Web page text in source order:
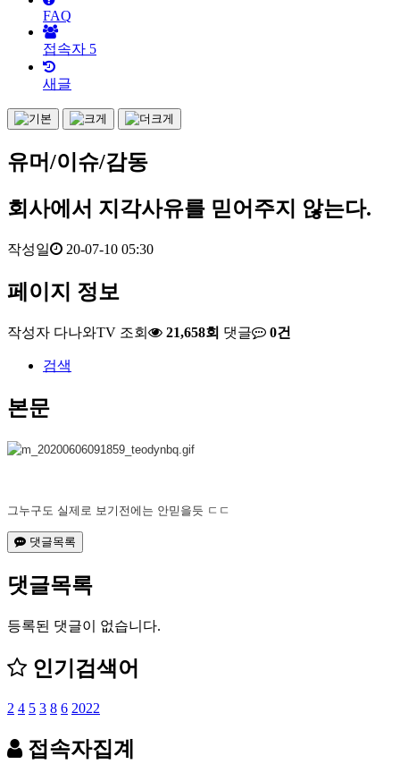
FAQ
접속자 5
새글
유머/이슈/감동
회사에서 지각사유를 믿어주지 않는다.
작성일 20-07-10 05:30
페이지 정보
작성자 다나와TV 조회 21,658회 댓글 0건
검색
본문
그누구도 실제로 보기전에는 안믿을듯 ㄷㄷ
댓글목록
댓글목록
등록된 댓글이 없습니다.
인기검색어
2 4 5 3 8 6 2022
접속자집계